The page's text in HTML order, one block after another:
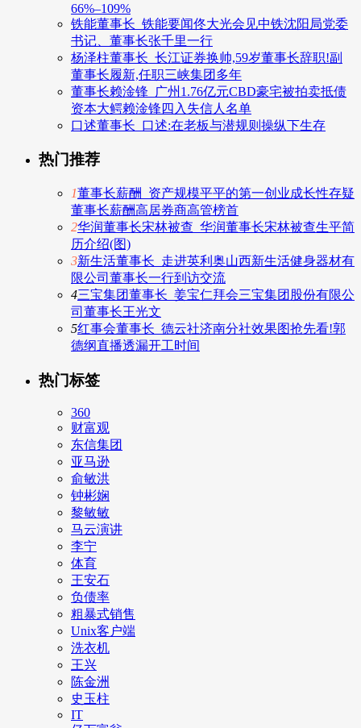
66%–109%
铁能董事长_铁能要闻佟大光会见中铁沈阳局党委
书记、董事长张千里一行
杨泽柱董事长_长江证券换帅,59岁董事长辞职!副
董事长履新,任职三峡集团多年
董事长赖淦锋_广州1.76亿元CBD豪宅被拍卖抵债
资本大鳄赖淦锋四入失信人名单
口述董事长_口述:在老板与潜规则操纵下生存
热门推荐
1董事长薪酬_资产规模平平的第一创业成长性存疑
董事长薪酬高居券商高管榜首
2华润董事长宋林被查_华润董事长宋林被查生平简
历介绍(图)
3新生活董事长_走进英利奥山西新生活健身器材有
限公司董事长一行到访交流
4三宝集团董事长_姜宝仁拜会三宝集团股份有限公
司董事长王光文
5红事会董事长_德云社济南分社效果图抢先看!郭
德纲直播透漏开工时间
热门标签
360
财富观
东信集团
亚马逊
俞敏洪
钟彬娴
黎敏敏
马云演讲
李宁
体育
王安石
负债率
粗暴式销售
Unix客户端
洗衣机
王兴
陈金洲
史玉柱
IT